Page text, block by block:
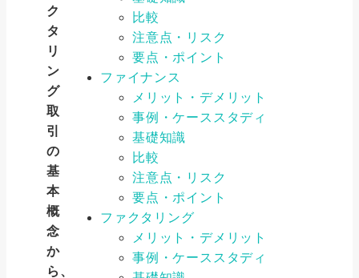
ク
タ
リ
ン
グ
取
引
の
基
本
概
念
か
ら、
比較
注意点・リスク
要点・ポイント
ファイナンス
メリット・デメリット
事例・ケーススタディ
基礎知識
比較
注意点・リスク
要点・ポイント
ファクタリング
メリット・デメリット
事例・ケーススタディ